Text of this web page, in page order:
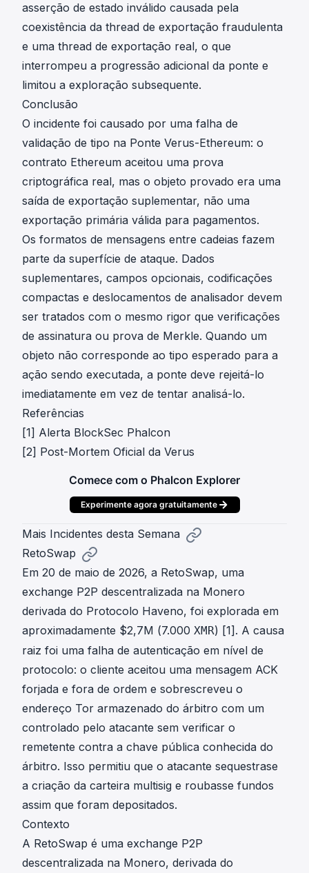
asserção de estado inválido causada pela
coexistência da thread de exportação fraudulenta
e uma thread de exportação real, o que
interrompeu a progressão adicional da ponte e
limitou a exploração subsequente.
Conclusão
O incidente foi causado por uma falha de
validação de tipo na Ponte Verus-Ethereum: o
contrato Ethereum aceitou uma prova
criptográfica real, mas o objeto provado era uma
saída de exportação suplementar, não uma
exportação primária válida para pagamentos.
Os formatos de mensagens entre cadeias fazem
parte da superfície de ataque. Dados
suplementares, campos opcionais, codificações
compactas e deslocamentos de analisador devem
ser tratados com o mesmo rigor que verificações
de assinatura ou prova de Merkle. Quando um
objeto não corresponde ao tipo esperado para a
ação sendo executada, a ponte deve rejeitá-lo
imediatamente em vez de tentar analisá-lo.
Referências
[1] Alerta BlockSec Phalcon
[2] Post-Mortem Oficial da Verus
Comece com o Phalcon Explorer
Experimente agora gratuitamente
Mais Incidentes desta Semana
RetoSwap
Em 20 de maio de 2026, a RetoSwap, uma
exchange P2P descentralizada na Monero
derivada do Protocolo Haveno, foi explorada em
aproximadamente $2,7M (7.000 XMR) [1] . A causa
raiz foi uma falha de autenticação em nível de
protocolo: o cliente aceitou uma mensagem ACK
forjada e fora de ordem e sobrescreveu o
endereço Tor armazenado do árbitro com um
controlado pelo atacante sem verificar o
remetente contra a chave pública conhecida do
árbitro. Isso permitiu que o atacante sequestrase
a criação da carteira multisig e roubasse fundos
assim que foram depositados.
Contexto
A RetoSwap é uma exchange P2P
descentralizada na Monero, derivada do